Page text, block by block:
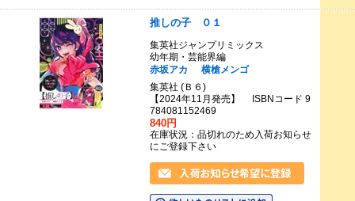
推しの子 ０１
集英社ジャンプリミックス
幼年期・芸能界編
赤坂アカ
横槍メンゴ
集英社 (Ｂ６)
【2024年11月発売】 ISBNコード 9
784081152469
840円
在庫状況：品切れのため入荷お知らせ
にご登録下さい